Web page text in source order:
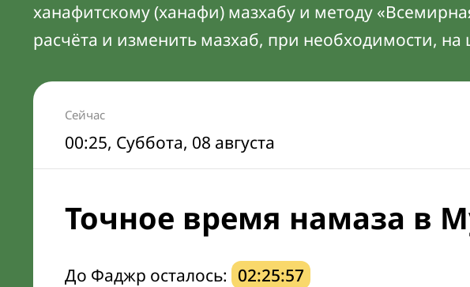
ханафитскому (ханафи) мазхабу и методу
расчёта и изменить мазхаб, при необходимости,
Сейчас
00:25, Суббота, 08 августа
Точное время намаза в
До Фаджр осталось: 02:25:56